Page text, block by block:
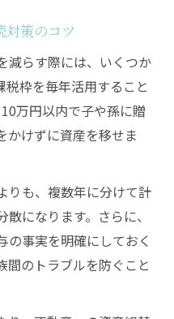
対策のコツ
減らす際には、いくつか
税枠を毎年活用すること
万円以内で子や孫に贈
かけずに資産を移せま
りも、複数年に分けて計
になります。さらに、
の事実を明確にしておく
間のトラブルを防ぐこと